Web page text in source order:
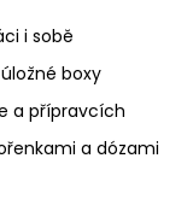
i sobě
boxy
a přípravcích
a dózami